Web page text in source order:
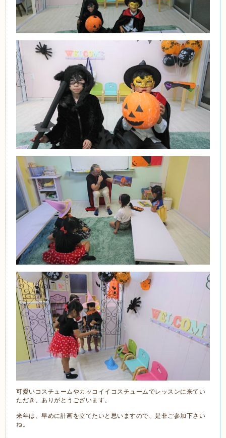
可愛いコスチュームやカッコイイコスチュームでレッスンに来てい
ただき、ありがとうございます。
来年は、早めに計画を立てたいと思いますので、是非ご参加下さい
ね。